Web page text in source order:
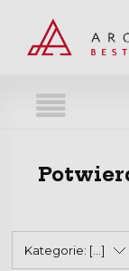
Kategorie: [...]